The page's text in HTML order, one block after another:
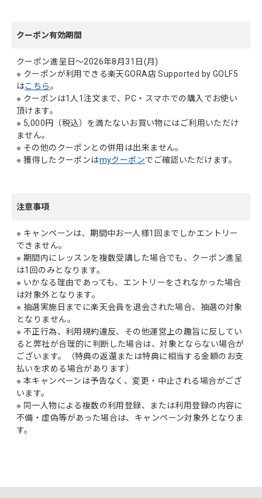
クーポン有効期間
クーポン進呈日～2026年8月31日(月)
※ クーポンが利用できる楽天GORA店 Supported by GOLF5
はこちら。
※ クーポンは1人1注文まで、PC・スマホでの購入でお使い
頂けます。
※ 5,000円（税込）を満たないお買い物にはご利用いただけ
ません。
※ その他のクーポンとの併用は出来ません。
※ 獲得したクーポンはmyクーポンでご確認いただけます。
注意事項
※ キャンペーンは、期間中お一人様1回までしかエントリー
できません。
※ 期間内にレッスンを複数受講した場合でも、クーポン進呈
は1回のみとなります。
※ いかなる理由であっても、エントリーをされなかった場合
は対象外となります。
※ 抽選実施日までに楽天会員を退会された場合、抽選の対象
となりません。
※ 不正行為、利用規約違反、その他運営上の趣旨に反してい
ると弊社が合理的に判断した場合は、対象とならない場合が
ございます。（特典の返還または特典に相当する金額のお支
払いを求める場合があります）
※ 本キャンペーンは予告なく、変更・中止される場合がござ
います。
※ 同一人物による複数の利用登録、または利用登録の内容に
不備・虚偽等があった場合は、キャンペーン対象外となりま
す。